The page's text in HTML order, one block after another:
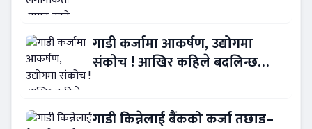
गाडी कर्जामा आकर्षण, उद्योगमा
संकोच ! आखिर कहिले बदलिन्छ
गाडी किन्नेलाई बैंकको कर्जा तछाड–